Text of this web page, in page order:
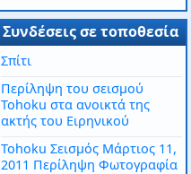
Συνδέσεις σε τοποθεσία
Σπίτι
Περίληψη του σεισμού
Tohoku στα ανοικτά της
ακτής του Ειρηνικού
Tohoku Σεισμός Μάρτιος 11,
2011 Περίληψη Φωτογραφία